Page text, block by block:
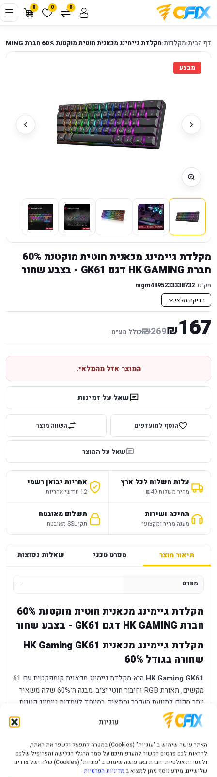
עוגיות
האתר עושה שימוש ב "עוגיות" (Cookies) במטרה לתפעל ולשפר את האתר,
להראות לכם פרסום הקשור להעדפותיכם על סמך הרגלי הגלישה והפרופיל שלכם
ולמטרות אנלטיות. חברת באג עושה שימוש ב "עוגיות" (Cookies) שלה ושל צדדים
שלישיים. מידע נוסף ניתן למצוא ב מדיניות הפרטיות
0 0 0
דף הבית‹מקלדות‹מקלדת גיימינג מכאנית חוטית מוקטנת 60% חברת HK GAMING דגם GK61 - בצבע שחור
מבצע
מקלדת גיימינג מכאנית חוטית מוקטנת 60%
חברת HK GAMING דגם GK61 - בצבע שחור
מק״ט: mgm4895233338732
בדיקת מלאי
269
₪ 167
₪ כולל מע״מ
המוצר אזל מהמלאי.
שאל על זמינות
הוסף למועדפים השווה מוצר
שאל על המוצר
עלות משלוח לכל ארץ
מחיר משלוח ₪49
אחריות יבואן רשמי
12 חודשי אחריות
תמיכה ושירות
מענה מהיר ומקצועי
תשלום מאובטח
תקן SSL מאובטח
תיאור מוצר מפרט טכני שאלות נפוצות
מפרט —
מקלדת גיימינג מכאנית חוטית מוקטנת 60%
חברת HK GAMING דגם GK61 - בצבע שחור
מקלדת גיימינג מכאנית HK Gaming GK61
שחורה בגודל 60%
HK Gaming GK61
היא מקלדת גיימינג מכאנית קומפקטית עם 61
מקשים, תאורת RGB וחיבור חוטי יציב. מבנה ה־60% שלה משאיר
יותר מקום לתנועת העכבר ומתאים במיוחד לעמדות גיימינג קטנות,
נקיות ומסודרות.
הפונקציות הנפרדת, אך מאפשר לגשת לפעולות שימושיות
באמצעות שילובי מקשים. כך נהנים ממקלדת קטנה ונוחה לנשיאה
בלי לוותר על המקשים המרכזיים הדרושים למשחק, לכתיבה